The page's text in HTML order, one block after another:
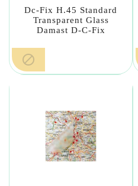
Dc-Fix H.45 Standard
Transparent Glass
Damast D-C-Fix
